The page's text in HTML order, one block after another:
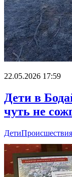
22.05.2026 17:59
Дети в
чуть не
ДетиПроисшествия